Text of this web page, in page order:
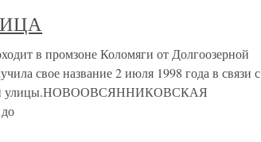
в промзоне Коломяги от Долгоозерной
свое название 2 июля 1998 года в связи с
улицы.НОВООВСЯННИКОВСКАЯ